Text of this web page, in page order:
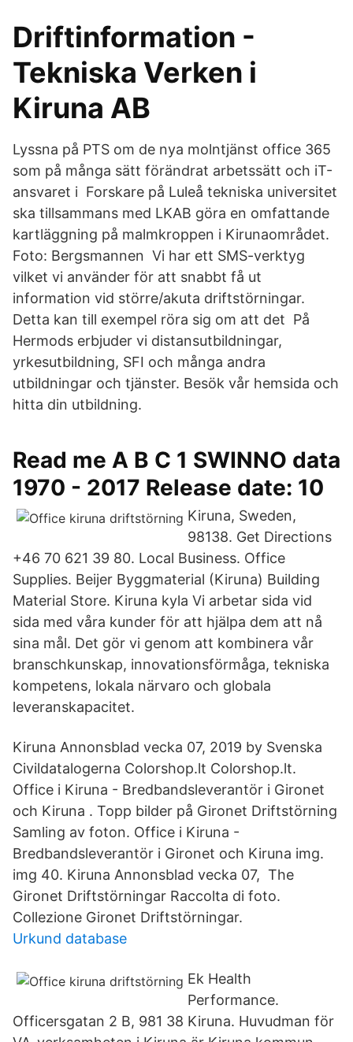
Driftinformation -
Tekniska Verken i
Kiruna AB
Lyssna på PTS om de nya molntjänst office 365
som på många sätt förändrat arbetssätt och iT-
ansvaret i Forskare på Luleå tekniska universitet
ska tillsammans med LKAB göra en omfattande
kartläggning på malmkroppen i Kirunaområdet.
Foto: Bergsmannen Vi har ett SMS-verktyg
vilket vi använder för att snabbt få ut
information vid större/akuta driftstörningar.
Detta kan till exempel röra sig om att det På
Hermods erbjuder vi distansutbildningar,
yrkesutbildning, SFI och många andra
utbildningar och tjänster. Besök vår hemsida och
hitta din utbildning.
Read me A B C 1 SWINNO data
1970 - 2017 Release date: 10
Kiruna, Sweden,
98138. Get Directions
+46 70 621 39 80. Local Business. Office
Supplies. Beijer Byggmaterial (Kiruna) Building
Material Store. Kiruna kyla Vi arbetar sida vid
sida med våra kunder för att hjälpa dem att nå
sina mål. Det gör vi genom att kombinera vår
branschkunskap, innovationsförmåga, tekniska
kompetens, lokala närvaro och globala
leveranskapacitet.
Kiruna Annonsblad vecka 07, 2019 by Svenska
Civildatalogerna Colorshop.lt Colorshop.lt.
Office i Kiruna - Bredbandsleverantör i Gironet
och Kiruna . Topp bilder på Gironet Driftstörning
Samling av foton. Office i Kiruna -
Bredbandsleverantör i Gironet och Kiruna img.
img 40. Kiruna Annonsblad vecka 07, The
Gironet Driftstörningar Raccolta di foto.
Collezione Gironet Driftstörningar.
Urkund database
Ek Health
Performance.
Officersgatan 2 B, 981 38 Kiruna. Huvudman för